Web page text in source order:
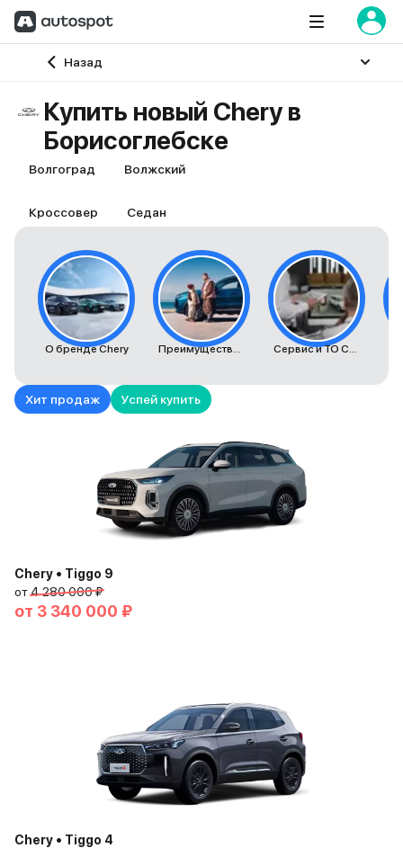
Назад
Главная
Купить новый Chery в
Борисоглебске
Волгоград Волжский
Кроссовер Седан
О бренде Chery Преимущества автомобилей Chery Сервис и ТО Chery
Хит продаж Успей купить
Chery • Tiggo 9
от4 280 000 ₽
от 3 340 000 ₽
Chery • Tiggo 4